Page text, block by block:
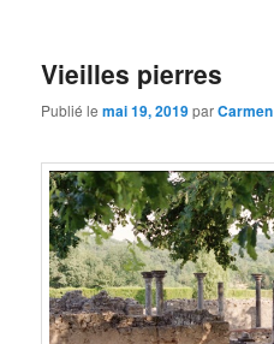
Vieilles pierres
Publié lemai 19, 2019parCarmen